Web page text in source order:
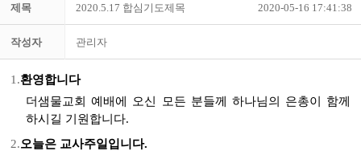
제목 2020.5.17 합심기도제목 2020-05-16 17:41:38
작성자 관리자
1.환영합니다
더샘물교회 예배에 오신 모든 분들께 하나님의 은총이 함께
하시길 기원합니다.
2.오늘은 교사주일입니다.